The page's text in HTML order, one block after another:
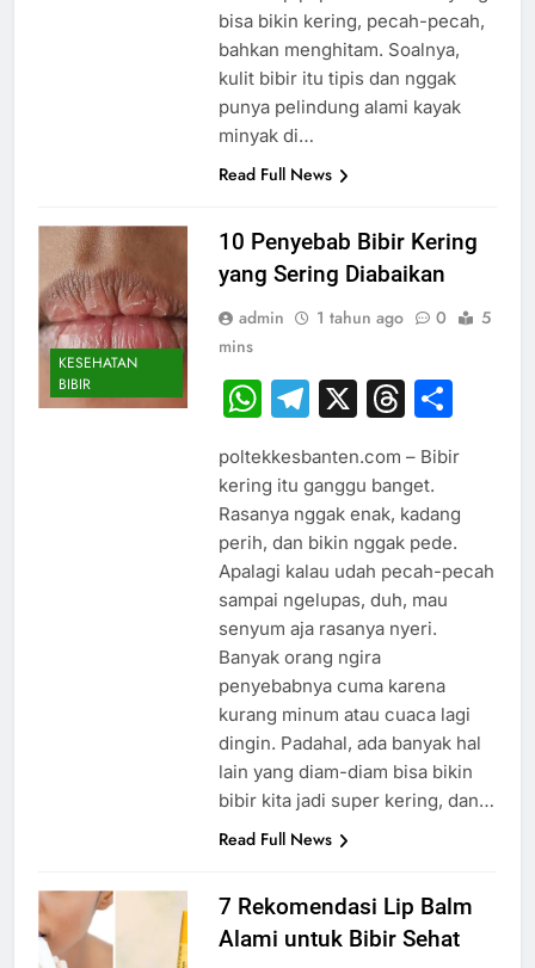
bisa bikin kering, pecah-pecah,
bahkan menghitam. Soalnya,
kulit bibir itu tipis dan nggak
punya pelindung alami kayak
minyak di…
Read Full News
KESEHATAN
BIBIR
10 Penyebab Bibir Kering
yang Sering Diabaikan
admin 1 tahun ago 0
5
mins
WhatsApp
Telegram
X
poltekkesbanten.com – Bibir
kering itu ganggu banget.
Rasanya nggak enak, kadang
perih, dan bikin nggak pede.
Apalagi kalau udah pecah-pecah
sampai ngelupas, duh, mau
senyum aja rasanya nyeri.
Banyak orang ngira
penyebabnya cuma karena
kurang minum atau cuaca lagi
dingin. Padahal, ada banyak hal
lain yang diam-diam bisa bikin
bibir kita jadi super kering, dan…
Read Full News
7 Rekomendasi Lip Balm
Alami untuk Bibir Sehat